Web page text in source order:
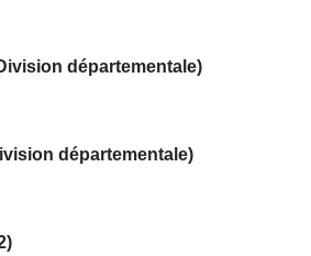
départementale)
départementale)